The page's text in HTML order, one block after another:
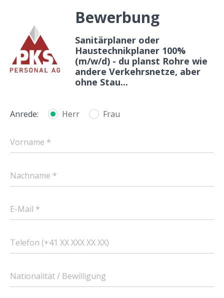
Bewerbung
Sanitärplaner oder
Haustechnikplaner 100%
(m/w/d) - du planst Rohre wie
andere Verkehrsnetze, aber
ohne Stau...
Anrede: Herr Frau
Vorname *
Nachname *
E-Mail *
Telefon (+41 XX XXX XX XX)
Nationalität / Bewilligung